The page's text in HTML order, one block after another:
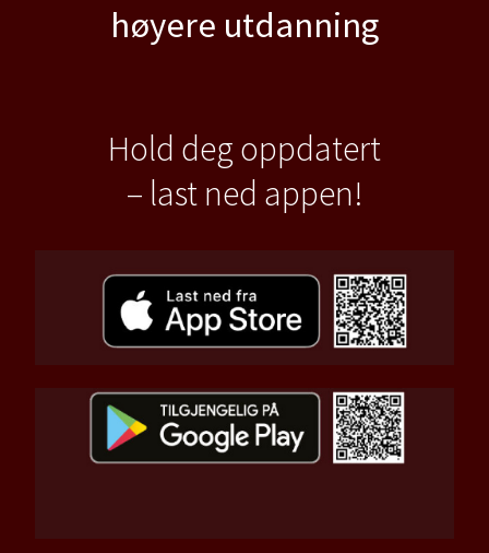
høyere utdanning
Hold deg oppdatert
– last ned appen!